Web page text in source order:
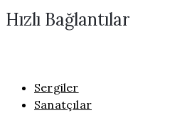
Hızlı Bağlantılar
Sergiler
Sanatçılar